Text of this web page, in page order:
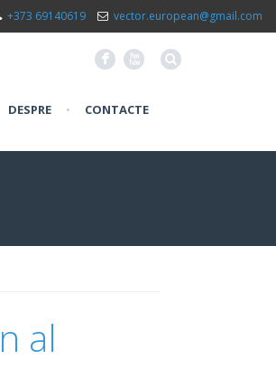
+373 69140619 vector.european@gmail.com
F X
DESPRE • CONTACTE
al